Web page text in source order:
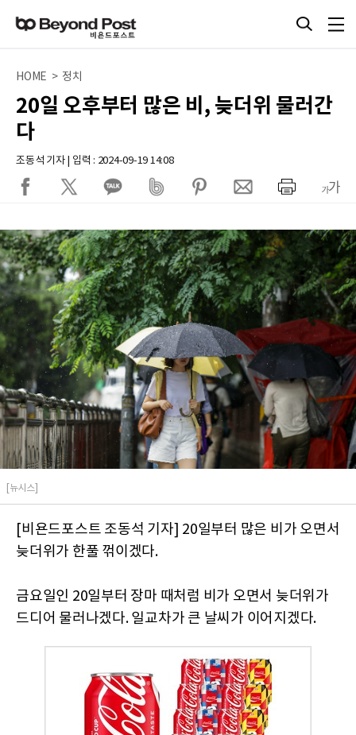
HOME > 정치
20일 오후부터 많은 비, 늦더위 물러간
다
조동석 기자 | 입력 : 2024-09-19 14:08
[뉴시스]
[비욘드포스트 조동석 기자] 20일부터 많은 비가 오면서
늦더위가 한풀 꺾이겠다.
금요일인 20일부터 장마 때처럼 비가 오면서 늦더위가
드디어 물러나겠다. 일교차가 큰 날씨가 이어지겠다.